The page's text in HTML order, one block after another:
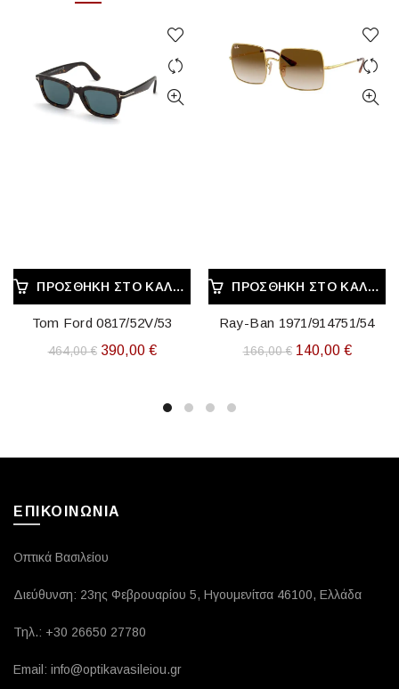
ΠΡΟΣΘΉΚΗ ΣΤΟ ΚΑΛΆΘΙ
Tom Ford 0817/52V/53
464,00€ Original
390,00 €Η
είναι:
ΠΡΟΣΘΉΚΗ ΣΤΟ ΚΑΛΆΘΙ
Ray-Ban 1971/914751/54
166,00€ Original
140,00 €Η
ΕΠΙΚΟΙΝΩΝΙΑ
Οπτικά Βασιλείου
Διεύθυνση: 23ης Φεβρουαρίου 5, Ηγουμενίτσα 46100, Ελλάδα
Τηλ.: +30 26650 27780
Email: info@optikavasileiou.gr